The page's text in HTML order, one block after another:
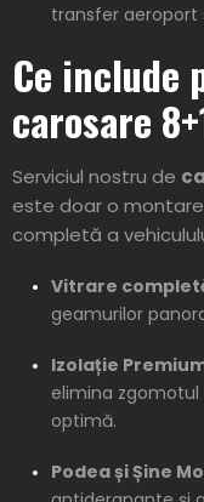
transfer aeroport
Ce include
carosare
Serviciul nostru de
este doar o
completă a
Vitrare
geamurilor
Izolație
elimina
optimă.
Podea și Șine